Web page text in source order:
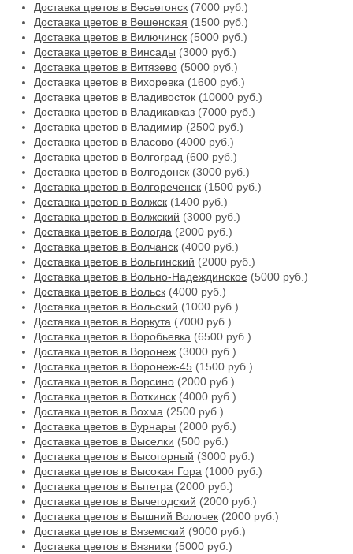
Доставка цветов в Весьегонск (7000 руб.)
Доставка цветов в Вешенская (1500 руб.)
Доставка цветов в Вилючинск (5000 руб.)
Доставка цветов в Винсады (3000 руб.)
Доставка цветов в Витязево (5000 руб.)
Доставка цветов в Вихоревка (1600 руб.)
Доставка цветов в Владивосток (10000 руб.)
Доставка цветов в Владикавказ (7000 руб.)
Доставка цветов в Владимир (2500 руб.)
Доставка цветов в Власово (4000 руб.)
Доставка цветов в Волгоград (600 руб.)
Доставка цветов в Волгодонск (3000 руб.)
Доставка цветов в Волгореченск (1500 руб.)
Доставка цветов в Волжск (1400 руб.)
Доставка цветов в Волжский (3000 руб.)
Доставка цветов в Вологда (2000 руб.)
Доставка цветов в Волчанск (4000 руб.)
Доставка цветов в Вольгинский (2000 руб.)
Доставка цветов в Вольно-Надеждинское (5000 руб.)
Доставка цветов в Вольск (4000 руб.)
Доставка цветов в Вольский (1000 руб.)
Доставка цветов в Воркута (7000 руб.)
Доставка цветов в Воробьевка (6500 руб.)
Доставка цветов в Воронеж (3000 руб.)
Доставка цветов в Воронеж-45 (1500 руб.)
Доставка цветов в Ворсино (2000 руб.)
Доставка цветов в Воткинск (4000 руб.)
Доставка цветов в Вохма (2500 руб.)
Доставка цветов в Вурнары (2000 руб.)
Доставка цветов в Выселки (500 руб.)
Доставка цветов в Высогорный (3000 руб.)
Доставка цветов в Высокая Гора (1000 руб.)
Доставка цветов в Вытегра (2000 руб.)
Доставка цветов в Вычегодский (2000 руб.)
Доставка цветов в Вышний Волочек (2000 руб.)
Доставка цветов в Вяземский (9000 руб.)
Доставка цветов в Вязники (5000 руб.)